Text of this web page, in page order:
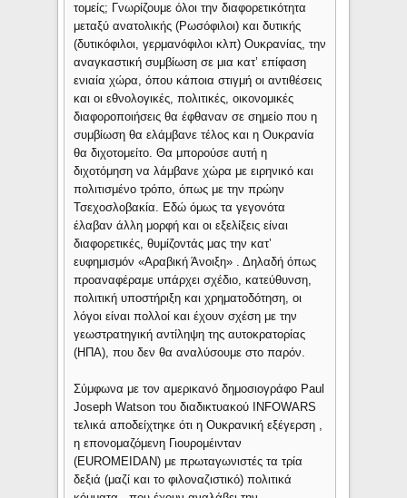
τομείς; Γνωρίζουμε όλοι την διαφορετικότητα
μεταξύ ανατολικής (Ρωσόφιλοι) και δυτικής
(δυτικόφιλοι, γερμανόφιλοι κλπ) Ουκρανίας, την
αναγκαστική συμβίωση σε μια κατ’ επίφαση
ενιαία χώρα, όπου κάποια στιγμή οι αντιθέσεις
και οι εθνολογικές, πολιτικές, οικονομικές
διαφοροποιήσεις θα έφθαναν σε σημείο που η
συμβίωση θα ελάμβανε τέλος και η Ουκρανία
θα διχοτομείτο. Θα μπορούσε αυτή η
διχοτόμηση να λάμβανε χώρα με ειρηνικό και
πολιτισμένο τρόπο, όπως με την πρώην
Τσεχοσλοβακία. Εδώ όμως τα γεγονότα
έλαβαν άλλη μορφή και οι εξελίξεις είναι
διαφορετικές, θυμίζοντάς μας την κατ’
ευφημισμόν «Αραβική Άνοιξη» . Δηλαδή όπως
προαναφέραμε υπάρχει σχέδιο, κατεύθυνση,
πολιτική υποστήριξη και χρηματοδότηση, οι
λόγοι είναι πολλοί και έχουν σχέση με την
γεωστρατηγική αντίληψη της αυτοκρατορίας
(ΗΠΑ), που δεν θα αναλύσουμε στο παρόν.
Σύμφωνα με τον αμερικανό δημοσιογράφο Paul
Joseph Watson του διαδικτυακού INFOWARS
τελικά αποδείχτηκε ότι η Ουκρανική εξέγερση ,
η επονομαζόμενη Γιουρομέινταν
(EUROMEIDAN) με πρωταγωνιστές τα τρία
δεξιά (μαζί και το φιλοναζιστικό) πολιτικά